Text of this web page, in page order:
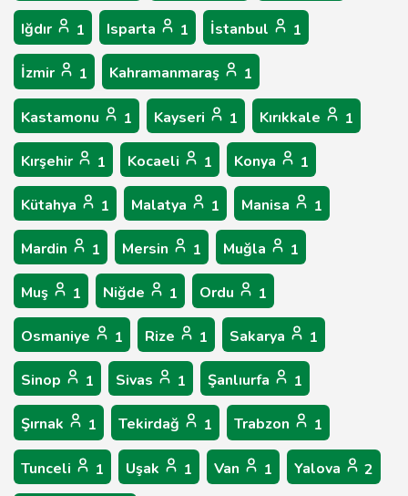
Iğdır 1 Isparta 1 İstanbul 1
İzmir 1 Kahramanmaraş 1
Kastamonu 1 Kayseri 1 Kırıkkale 1
Kırşehir 1 Kocaeli 1 Konya 1
Kütahya 1 Malatya 1 Manisa 1
Mardin 1 Mersin 1 Muğla 1
Muş 1 Niğde 1 Ordu 1
Osmaniye 1 Rize 1 Sakarya 1
Sinop 1 Sivas 1 Şanlıurfa 1
Şırnak 1 Tekirdağ 1 Trabzon 1
Tunceli 1 Uşak 1 Van 1 Yalova 2